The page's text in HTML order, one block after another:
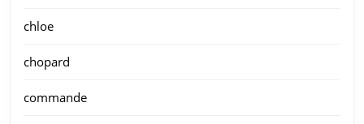
chloe
chopard
commande